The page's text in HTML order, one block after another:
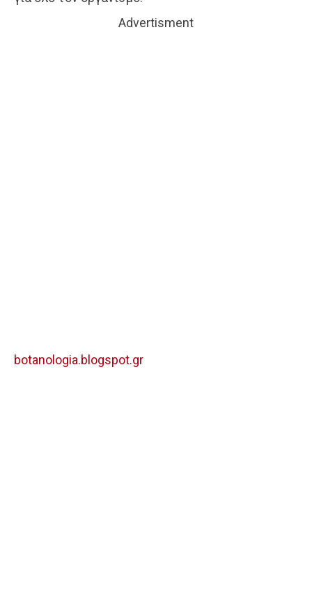
Advertisment
botanologia.blogspot.gr